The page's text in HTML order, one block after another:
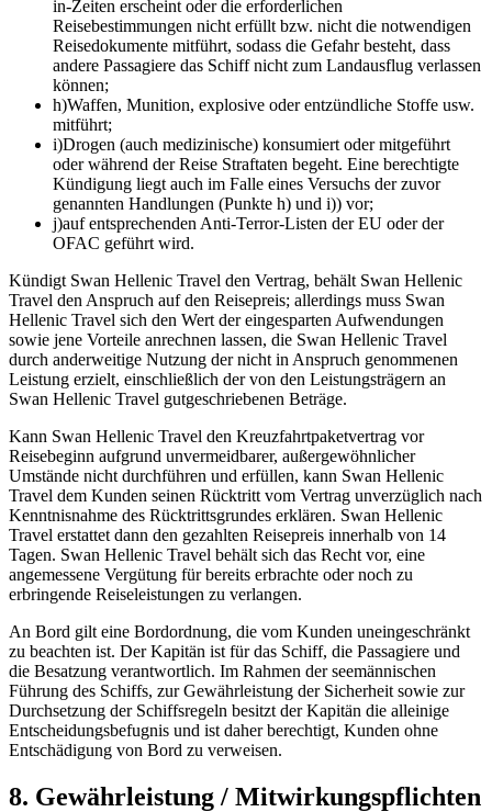
in-Zeiten erscheint oder die erforderlichen
Reisebestimmungen nicht erfüllt bzw. nicht die notwendigen
Reisedokumente mitführt, sodass die Gefahr besteht, dass
andere Passagiere das Schiff nicht zum Landausflug verlassen
können;
h)Waffen, Munition, explosive oder entzündliche Stoffe usw.
mitführt;
i)Drogen (auch medizinische) konsumiert oder mitgeführt
oder während der Reise Straftaten begeht. Eine berechtigte
Kündigung liegt auch im Falle eines Versuchs der zuvor
genannten Handlungen (Punkte h) und i)) vor;
j)auf entsprechenden Anti-Terror-Listen der EU oder der
OFAC geführt wird.
Kündigt Swan Hellenic Travel den Vertrag, behält Swan Hellenic
Travel den Anspruch auf den Reisepreis; allerdings muss Swan
Hellenic Travel sich den Wert der eingesparten Aufwendungen
sowie jene Vorteile anrechnen lassen, die Swan Hellenic Travel
durch anderweitige Nutzung der nicht in Anspruch genommenen
Leistung erzielt, einschließlich der von den Leistungsträgern an
Swan Hellenic Travel gutgeschriebenen Beträge.
Kann Swan Hellenic Travel den Kreuzfahrtpaketvertrag vor
Reisebeginn aufgrund unvermeidbarer, außergewöhnlicher
Umstände nicht durchführen und erfüllen, kann Swan Hellenic
Travel dem Kunden seinen Rücktritt vom Vertrag unverzüglich nach
Kenntnisnahme des Rücktrittsgrundes erklären. Swan Hellenic
Travel erstattet dann den gezahlten Reisepreis innerhalb von 14
Tagen. Swan Hellenic Travel behält sich das Recht vor, eine
angemessene Vergütung für bereits erbrachte oder noch zu
erbringende Reiseleistungen zu verlangen.
An Bord gilt eine Bordordnung, die vom Kunden uneingeschränkt
zu beachten ist. Der Kapitän ist für das Schiff, die Passagiere und
die Besatzung verantwortlich. Im Rahmen der seemännischen
Führung des Schiffs, zur Gewährleistung der Sicherheit sowie zur
Durchsetzung der Schiffsregeln besitzt der Kapitän die alleinige
Entscheidungsbefugnis und ist daher berechtigt, Kunden ohne
Entschädigung von Bord zu verweisen.
8. Gewährleistung / Mitwirkungspflichten